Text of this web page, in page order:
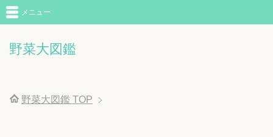
野菜大図鑑
メニュー
野菜大図鑑 TOP